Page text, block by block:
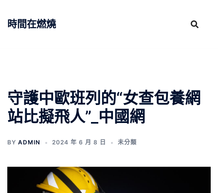
時間在燃燒
守護中歐班列的“女查包養網
站比擬飛人”_中國網
BY ADMIN 2024 年 6 月 8 日 未分類